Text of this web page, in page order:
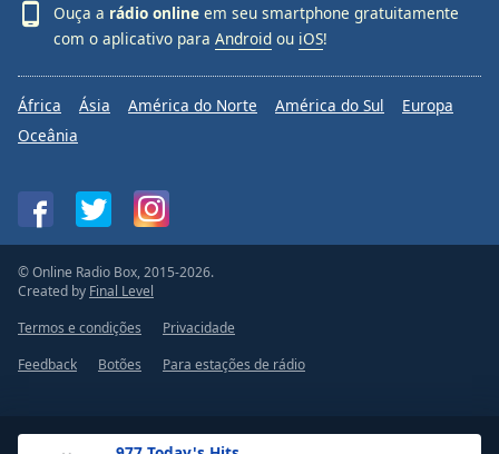
Ouça a rádio online em seu smartphone gratuitamente
com o aplicativo para Android ou iOS!
África Ásia América do Norte América do Sul
Europa
Oceânia
© Online Radio Box, 2015-2026.
Created by Final Level
Termos e condições
Privacidade
Feedback
Botões Para estações de rádio